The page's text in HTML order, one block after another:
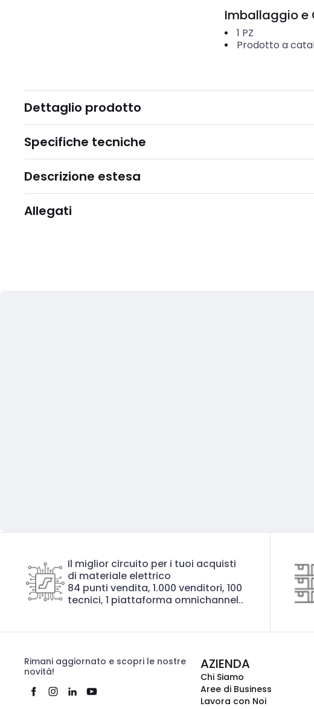
Imballaggio e
1 PZ
Prodotto a
Dettaglio prodotto
Specifiche tecniche
Descrizione estesa
Allegati
Il miglior circuito per i tuoi acquisti
di materiale elettrico
84 punti vendita, 1.000 venditori, 100
tecnici, 1 piattaforma omnichannel..
Rimani aggiornato e scopri le nostre
novità!
AZIENDA
Chi Siamo
Aree di Business
Lavora con Noi